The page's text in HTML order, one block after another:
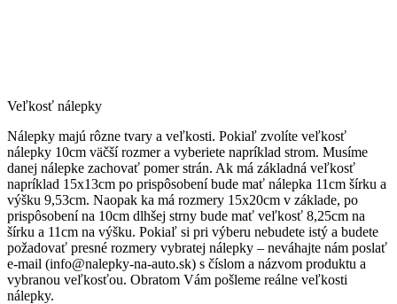
Veľkosť nálepky
Nálepky majú rôzne tvary a veľkosti. Pokiaľ zvolíte veľkosť
nálepky 10cm väčší rozmer a vyberiete napríklad strom. Musíme
danej nálepke zachovať pomer strán. Ak má základná veľkosť
napríklad 15x13cm po prispôsobení bude mať nálepka 11cm šírku a
výšku 9,53cm. Naopak ka má rozmery 15x20cm v základe, po
prispôsobení na 10cm dlhšej strny bude mať veľkosť 8,25cm na
šírku a 11cm na výšku. Pokiaľ si pri výberu nebudete istý a budete
požadovať presné rozmery vybratej nálepky – neváhajte nám poslať
e-mail (info@nalepky-na-auto.sk) s číslom a názvom produktu a
vybranou veľkosťou. Obratom Vám pošleme reálne veľkosti
nálepky.